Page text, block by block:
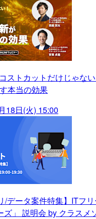
ストカットだけじゃな
本当の効果
18日(火) 15:00
/データ案件特集】ITフ
ズ」 説明会 by クラスメ